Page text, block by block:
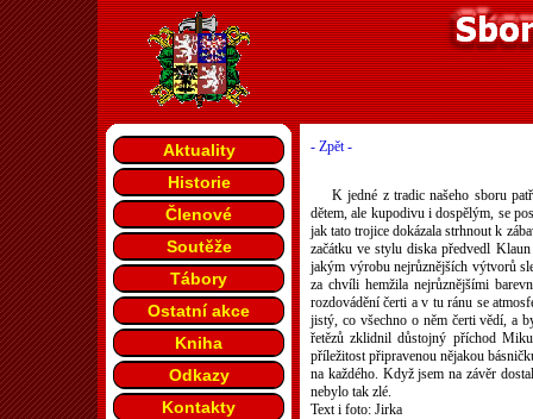
- Zpět -
K jedné z tradic našeho sboru
dětem, ale kupodivu i dospělým, se
jak tato trojice dokázala strhnout k
začátku ve stylu diska předvedl
jakým výrobu nejrůznějších výtvorů
za chvíli hemžila nejrůznějšími
rozdovádění čerti a v tu ránu se
jistý, co všechno o něm čerti vědí, a
řetězů zklidnil důstojný příchod
příležitost připravenou nějakou
na každého. Když jsem na závěr
nebylo tak zlé.
Text i foto: Jirka
Aktuality
Historie
Členové
Soutěže
Tábory
Ostatní akce
Kniha
Odkazy
Kontakty